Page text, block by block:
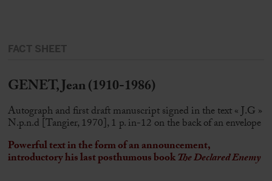
FACT SHEET
GENET, Jean (1910-1986)
Autograph and first draft manuscript signed in the text « J.G »
N.p.n.d [Tangier, 1970], 1 p. in-12 on the back of an envelope
Powerful text in the form of an announcement,
introductory his last posthumous bookThe Declared Enemy